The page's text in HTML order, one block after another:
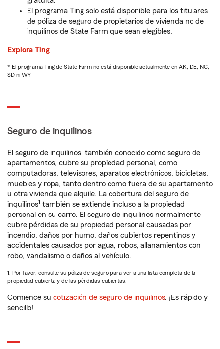
El programa Ting solo está disponible para los titulares
de póliza de seguro de propietarios de vivienda no de
inquilinos de State Farm que sean elegibles.
Explora Ting
* El programa Ting de State Farm no está disponible actualmente en AK, DE, NC,
SD ni WY
Seguro de inquilinos
El seguro de inquilinos, también conocido como seguro de
apartamentos, cubre su propiedad personal, como
computadoras, televisores, aparatos electrónicos, bicicletas,
muebles y ropa, tanto dentro como fuera de su apartamento
u otra vivienda que alquile. La cobertura del seguro de
inquilinos1 también se extiende incluso a la propiedad
personal en su carro. El seguro de inquilinos normalmente
cubre pérdidas de su propiedad personal causadas por
incendio, daños por humo, daños cubiertos repentinos y
accidentales causados por agua, robos, allanamientos con
robo, vandalismo o daños al vehículo.
1. Por favor, consulte su póliza de seguro para ver a una lista completa de la
propiedad cubierta y de las pérdidas cubiertas.
Comience su cotización de seguro de inquilinos. ¡Es rápido y
sencillo!